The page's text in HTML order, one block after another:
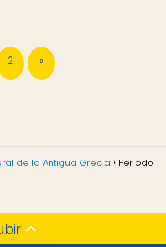
2 »
de la Antigua Grecia Periodo